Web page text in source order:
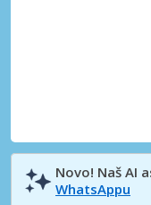
Novo! Naš AI
WhatsAppu